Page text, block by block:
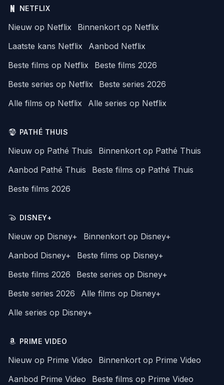
NETFLIX
Nieuw op Netflix
Binnenkort op Netflix
Laatste kans Netflix
Aanbod Netflix
Beste films op Netflix
Beste films 2026
Beste series op Netflix
Beste series 2026
Alle films op Netflix
Alle series op Netflix
PATHÉ THUIS
Nieuw op Pathé Thuis
Binnenkort op Pathé Thuis
Aanbod Pathé Thuis
Beste films op Pathé Thuis
Beste films 2026
DISNEY+
Nieuw op Disney+
Binnenkort op Disney+
Aanbod Disney+
Beste films op Disney+
Beste films 2026
Beste series op Disney+
Beste series 2026
Alle films op Disney+
Alle series op Disney+
PRIME VIDEO
Nieuw op Prime Video
Binnenkort op Prime Video
Aanbod Prime Video
Beste films op Prime Video